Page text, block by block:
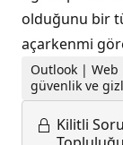
olduğunu bir
açarkenmi
Outlook |
güvenlik ve
Kilitli